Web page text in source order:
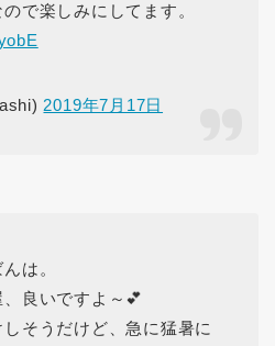
で楽しみにしてます。
2019年7月17日
は。
良いですよ～💕
そうだけど、急に猛暑に